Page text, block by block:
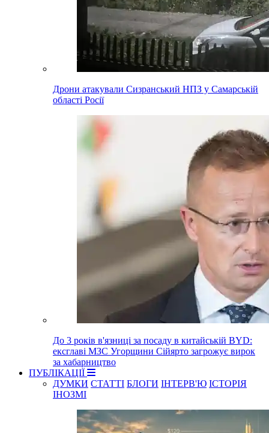
Дрони атакували Сизранський НПЗ у Самарській
області Росії
До 3 років в'язниці за посаду в китайській BYD:
ексглаві МЗС Угорщини Сійярто загрожує вирок
за хабарництво
ПУБЛІКАЦІЇ
ДУМКИ СТАТТІ БЛОГИ ІНТЕРВ'Ю ІСТОРІЯ
ІНОЗМІ